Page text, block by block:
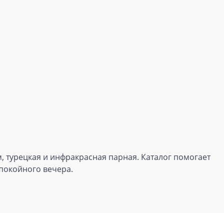
и инфракрасная парная. Каталог помогает
вечера.